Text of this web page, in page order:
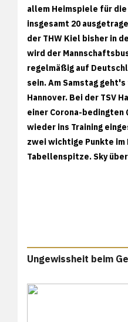
allem Heimspiele für
insgesamt 20
der THW Kiel bisher in
wird der
regelmäßig auf
sein. Am Samstag
Hannover. Bei der TSV
einer Corona-bedingten
wieder ins Training
zwei wichtige Punkte im
Tabellenspitze. Sky
Ungewissheit beim